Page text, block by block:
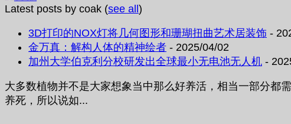
Latest posts by coak (see all)
3D打印的NOX灯将几何图形和珊瑚扭曲艺术居装饰 -
金万真：解构人体的精神绘者 - 2025/04/02
加州大学伯克利分校研发出全球最小无电池无人机 -
大多数植物并不是大家想象当中那么好养活，相当一部分都
养死，所以说如...